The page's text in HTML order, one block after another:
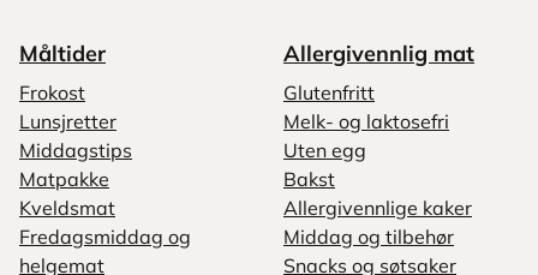
Måltider
Frokost
Lunsjretter
Middagstips
Matpakke
Kveldsmat
Fredagsmiddag og
helgemat
Allergivennlig mat
Glutenfritt
Melk- og laktosefri
Uten egg
Bakst
Allergivennlige kaker
Middag og tilbehør
Snacks og søtsaker